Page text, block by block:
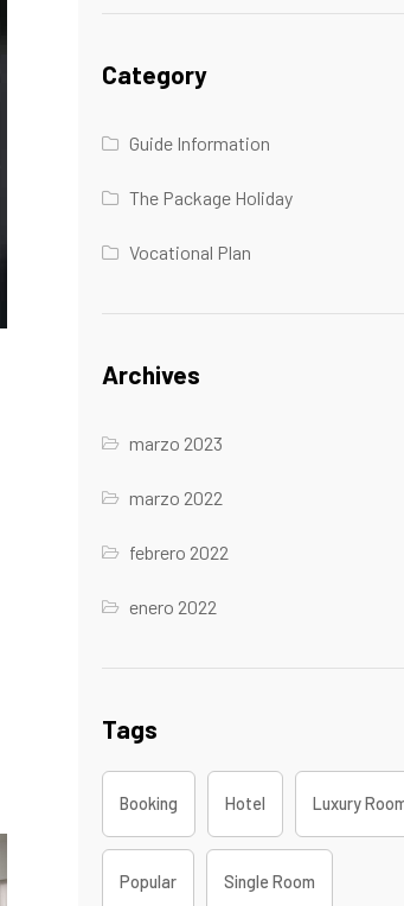
Category
Guide Information
The Package Holiday
Vocational Plan
Archives
marzo 2023
marzo 2022
febrero 2022
enero 2022
Tags
Booking Hotel Luxury
Popular Single Room